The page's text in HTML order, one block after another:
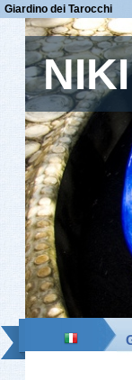
Giardino dei Tarocchi